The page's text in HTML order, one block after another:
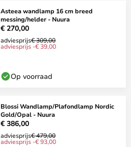
Asteea wandlamp 16 cm breed
messing/helder - Nuura
€ 270,00
adviesprijs€ 309,00
adviesprijs -€ 39,00
Op voorraad
Blossi Wandlamp/Plafondlamp Nordic
Gold/Opal - Nuura
€ 386,00
adviesprijs€ 479,00
adviesprijs -€ 93,00